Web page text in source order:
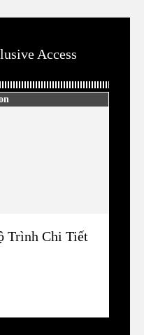
Access
Trình Chi Tiết